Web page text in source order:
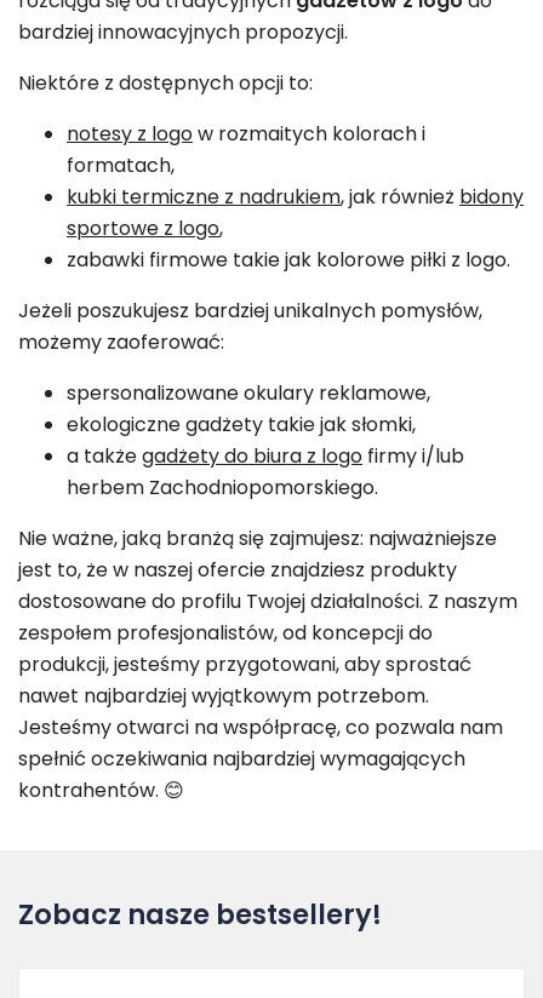
bardziej innowacyjnych propozycji.
Niektóre z dostępnych opcji to:
notesy z logow rozmaitych kolorach i
formatach,
kubki termiczne z nadrukiem, jak również bidony
sportowe z logo,
zabawki firmowe takie jak kolorowe piłki z logo.
Jeżeli poszukujesz bardziej unikalnych pomysłów,
możemy zaoferować:
spersonalizowane okulary reklamowe,
ekologiczne gadżety takie jak słomki,
a takżegadżety do biura z logo firmy i/lub
herbem Zachodniopomorskiego.
Nie ważne, jaką branżą się zajmujesz: najważniejsze
jest to, że w naszej ofercie znajdziesz produkty
dostosowane do profilu Twojej działalności. Z naszym
zespołem profesjonalistów, od koncepcji do
produkcji, jesteśmy przygotowani, aby sprostać
nawet najbardziej wyjątkowym potrzebom.
Jesteśmy otwarci na współpracę, co pozwala nam
spełnić oczekiwania najbardziej wymagających
kontrahentów. 😊
Zobacz nasze bestsellery!